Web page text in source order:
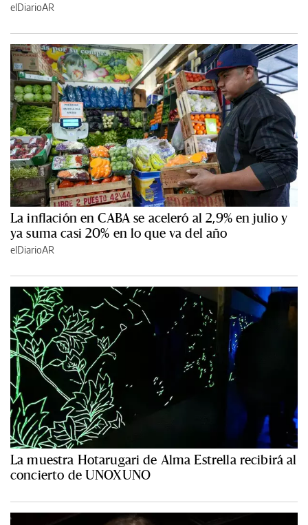
elDiarioAR
La inflación en CABA se aceleró al 2,9% en julio y
ya suma casi 20% en lo que va del año
elDiarioAR
La muestra Hotarugari de Alma Estrella recibirá al
concierto de UNOXUNO